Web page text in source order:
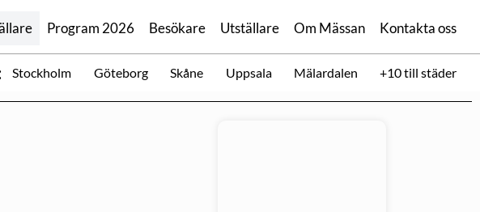
Program 2026 Besökare Utställare Om Mässan Kontakta oss
Stockholm Göteborg Skåne Uppsala Mälardalen +10 till städer